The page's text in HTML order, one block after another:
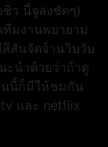
ชิว นี่จูล่งชัดๆ)
มงานพยายาม
สันจัดจ้านวิบวับ
นำด้วยว่าถ้าดู
นนี้ก็มีให้ชมกัน
และ netflix